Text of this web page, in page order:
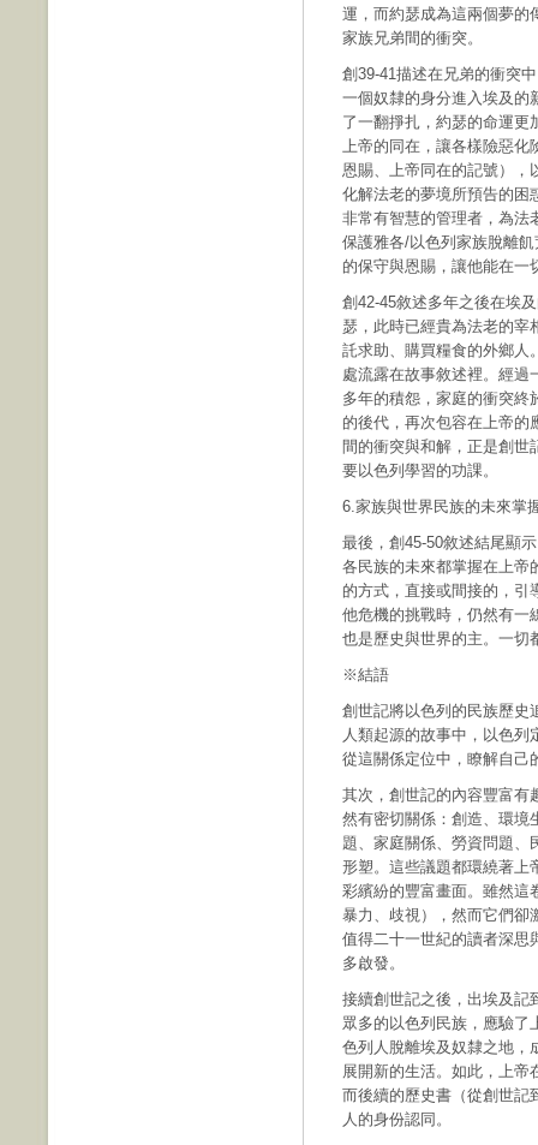
運，而約瑟成為這兩個夢的
家族兄弟間的衝突。
創39-41描述在兄弟的衝突
一個奴隸的身分進入埃及的
了一翻掙扎，約瑟的命運更
上帝的同在，讓各樣險惡化
恩賜、上帝同在的記號），
化解法老的夢境所預告的困
非常有智慧的管理者，為法
保護雅各/以色列家族脫離
的保守與恩賜，讓他能在一
創42-45敘述多年之後在埃
瑟，此時已經貴為法老的宰
託求助、購買糧食的外鄉人
處流露在故事敘述裡。經過
多年的積怨，家庭的衝突終
的後代，再次包容在上帝的
間的衝突與和解，正是創世
要以色列學習的功課。
6.家族與世界民族的未來掌
最後，創45-50敘述結尾顯
各民族的未來都掌握在上帝
的方式，直接或間接的，引
他危機的挑戰時，仍然有一
也是歷史與世界的主。一切
※結語
創世記將以色列的民族歷史
人類起源的故事中，以色
從這關係定位中，瞭解自己
其次，創世記的內容豐富有
然有密切關係：創造、環境
題、家庭關係、勞資問題、
形塑。這些議題都環繞著上
彩繽紛的豐富畫面。雖然這
暴力、歧視），然而它們卻
值得二十一世紀的讀者深思
多啟發。
接續創世記之後，出埃及記
眾多的以色列民族，應驗了
色列人脫離埃及奴隸之地，
展開新的生活。如此，上帝
而後續的歷史書（從創世記
人的身份認同。